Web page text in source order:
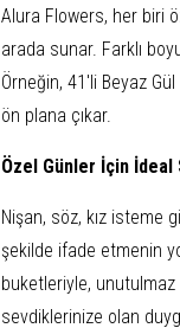
Alura Flowers, her biri
arada sunar. Farklı
Örneğin, 41'li Beyaz
ön plana çıkar.
Özel Günler İçin
Nişan, söz, kız isteme
şekilde ifade etmenin
buketleriyle, unutulmaz
sevdiklerinize olan